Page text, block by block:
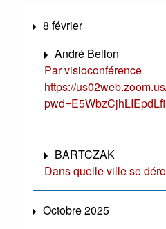
8 février
André Bellon
Par visioconférence
https://
BARTCZAK
Dans quelle ville se
Octobre 2025